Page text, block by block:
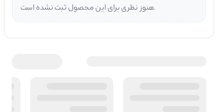
هنوز نظری برای این محصول ثبت نشده است.